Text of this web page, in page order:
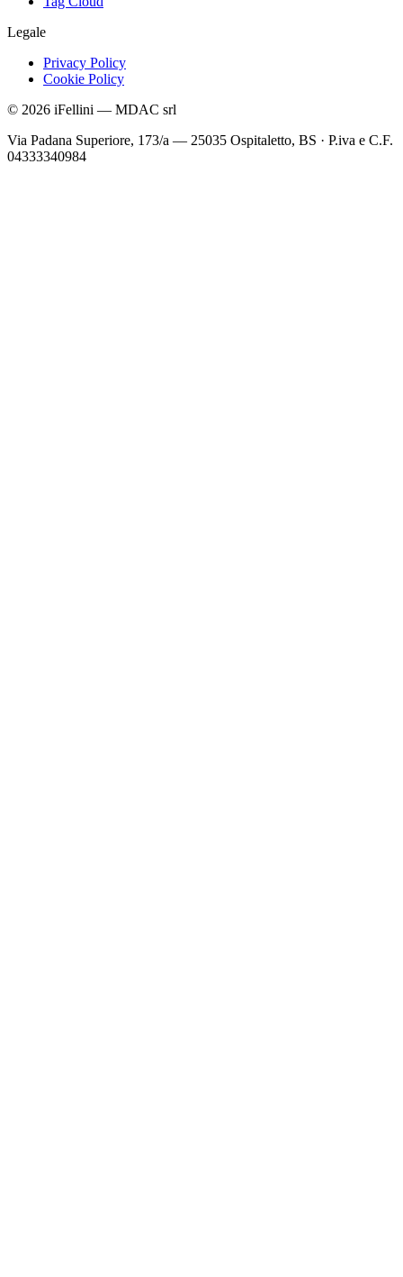
Legale
Privacy Policy
Cookie Policy
© 2026 iFellini — MDAC srl
Via Padana Superiore, 173/a — 25035 Ospitaletto, BS · P.iva e C.F.
04333340984